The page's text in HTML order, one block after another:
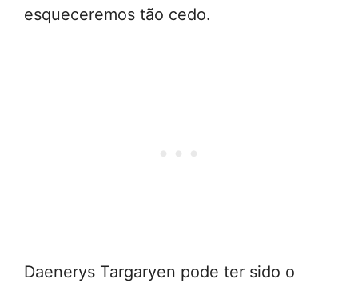
esqueceremos tão cedo.
Daenerys Targaryen pode ter sido o